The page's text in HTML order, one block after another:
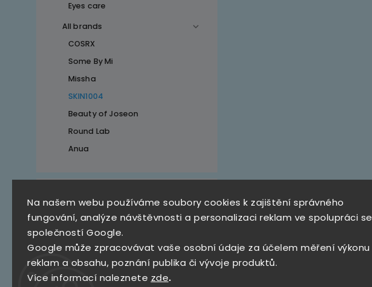
Na našem webu používáme soubory cookies k zajištění správného
fungování, analýze návštěvnosti a personalizaci reklam ve spolupráci se
společností Google.
Google může zpracovávat vaše osobní údaje za účelem měření výkonu
reklam a obsahu, poznání publika či vývoje produktů.
Více informací naleznete zde.
Eyes care
All brands
COSRX
Some By Mi
Missha
SKIN1004
Beauty of Joseon
Round Lab
Anua
Top 10 produktů
SKZ Mystery Box
790 Kč
Stray Kids – KARMA [The
4th Full Album ]
(CEREMONY VER.,